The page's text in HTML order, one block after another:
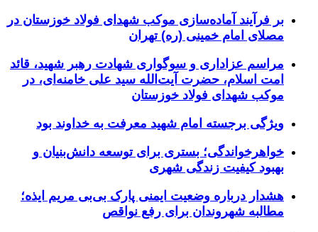
بر فرآیند آماده‌سازی موکب شهدای فولاد خوزستان در
مصلای امام خمینی (ره) تهران
مراسم عزاداری و سوگواری شهادت رهبر شهید، قائد
امت اسلام، حضرت آیت‌الله سید علی خامنه‌ای، در
موکب شهدای فولاد خوزستان
ویژگی برجسته امام شهید معرفت به خداوند بود
خواهرخواندگی؛ بستری برای توسعه دانش‌بنیان و
بهبود کیفیت زندگی شهری
هشدار درباره وضعیت ایمنی پارک بی‌بی مریم ایذه؛
مطالبه شهروندان برای رفع نواقص